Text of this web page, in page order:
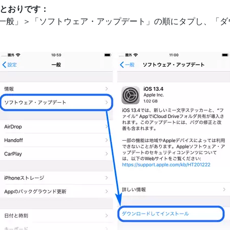
おりです：
」＞「ソフトウェア・アップデート」の順にタプし、「ダ